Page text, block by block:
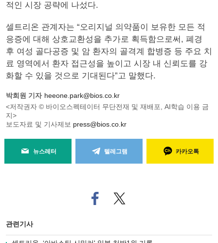
적인 시장 공략에 나섰다.
셀트리온 관계자는 “오리지널 의약품이 보유한 모든 적
응증에 대해 상호교환성을 추가로 획득함으로써, 폐경
후 여성 골다공증 및 암 환자의 골격계 합병증 등 주요 치
료 영역에서 환자 접근성을 높이고 시장 내 신뢰도를 강
화할 수 있을 것으로 기대된다”고 말했다.
박희원 기자 heeone.park@bios.co.kr
<저작권자 © 바이오스펙테이터 무단전재 및 재배포, AI학습 이용 금
지>
보도자료 및 기사제보 press@bios.co.kr
뉴스레터 텔레그램 카카오톡
페
이
로
트위
터로
관련기사